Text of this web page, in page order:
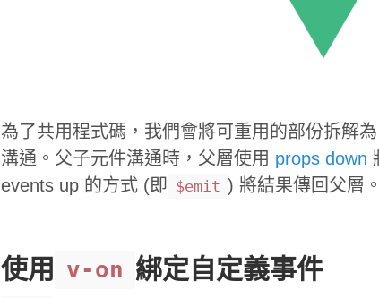
為了共用程式碼，我們會將可重用的部份拆解
溝通。父子元件溝通時，父層使用 props down
events up 的方式 (即 $emit ) 將結果傳回父層。
使用 v-on 綁定自定義事件